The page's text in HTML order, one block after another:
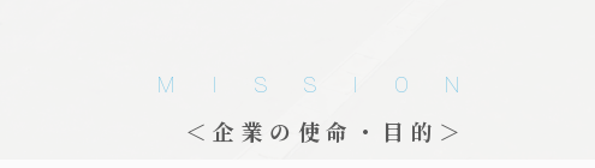
MISSION
＜企業の使命・目的＞